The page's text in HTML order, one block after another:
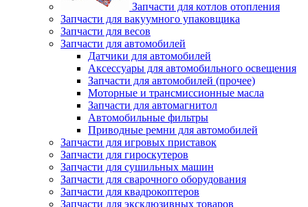
Запчасти для котлов отопления
Запчасти для вакуумного упаковщика
Запчасти для весов
Запчасти для автомобилей
Датчики для автомобилей
Аксессуары для автомобильного освещения
Запчасти для автомобилей (прочее)
Моторные и трансмиссионные масла
Запчасти для автомагнитол
Автомобильные фильтры
Приводные ремни для автомобилей
Запчасти для игровых приставок
Запчасти для гироскутеров
Запчасти для сушильных машин
Запчасти для сварочного оборудования
Запчасти для квадрокоптеров
Запчасти для эксклюзивных товаров